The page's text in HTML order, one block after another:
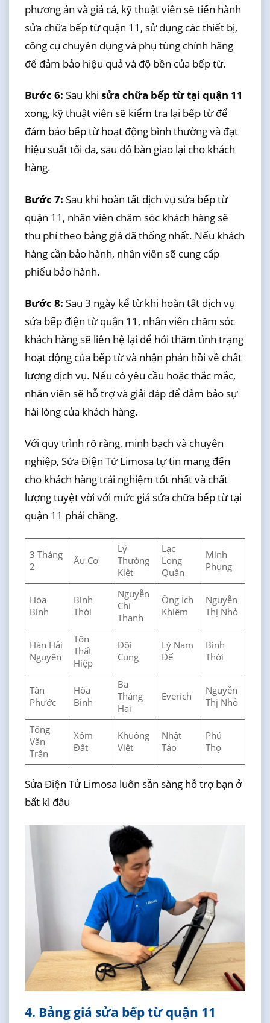
phương án và giá cả, kỹ thuật viên sẽ tiến hành
sửa chữa bếp từ quận 11, sử dụng các thiết bị,
công cụ chuyên dụng và phụ tùng chính hãng
để đảm bảo hiệu quả và độ bền của bếp từ.
Bước 6: Sau khi sửa chữa bếp từ tại quận 11
xong, kỹ thuật viên sẽ kiểm tra lại bếp từ để
đảm bảo bếp từ hoạt động bình thường và đạt
hiệu suất tối đa, sau đó bàn giao lại cho khách
hàng.
Bước 7: Sau khi hoàn tất dịch vụ sửa bếp từ
quận 11, nhân viên chăm sóc khách hàng sẽ
thu phí theo bảng giá đã thống nhất. Nếu khách
hàng cần bảo hành, nhân viên sẽ cung cấp
phiếu bảo hành.
Bước 8: Sau 3 ngày kể từ khi hoàn tất dịch vụ
sửa bếp điện từ quận 11, nhân viên chăm sóc
khách hàng sẽ liên hệ lại để hỏi thăm tình trạng
hoạt động của bếp từ và nhận phản hồi về chất
lượng dịch vụ. Nếu có yêu cầu hoặc thắc mắc,
nhân viên sẽ hỗ trợ và giải đáp để đảm bảo sự
hài lòng của khách hàng.
Với quy trình rõ ràng, minh bạch và chuyên
nghiệp, Sửa Điện Tử Limosa tự tin mang đến
cho khách hàng trải nghiệm tốt nhất và chất
lượng tuyệt vời với mức giá sửa chữa bếp từ tại
quận 11 phải chăng.
3 Tháng
2
Âu Cơ
Lý
Thường
Kiệt
Lạc
Long
Quân
Minh
Phụng
Hòa
Bình
Bình
Thới
Nguyễn
Chí
Thanh
Ông Ích
Khiêm
Nguyễn
Thị Nhỏ
Hàn Hải
Nguyên
Tôn
Thất
Hiệp
Đội
Cung
Lý Nam
Đế
Bình
Thới
Tân
Phước
Hòa
Bình
Ba
Tháng
Hai
Everich
Nguyễn
Thị Nhỏ
Tống
Văn
Trân
Xóm
Đất
Khuông
Việt
Nhật
Tảo
Phú
Thọ
Sửa Điện Tử Limosa luôn sẵn sàng hỗ trợ bạn ở
bất kì đâu
4. Bảng giá sửa bếp từ quận 11